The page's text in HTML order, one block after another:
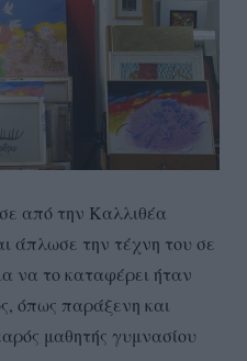
από την Καλλιθέα
άπλωσε την τέχνη του σε
να το καταφέρει ήταν
όπως παράξενη και
μαθητής γυμνασίου